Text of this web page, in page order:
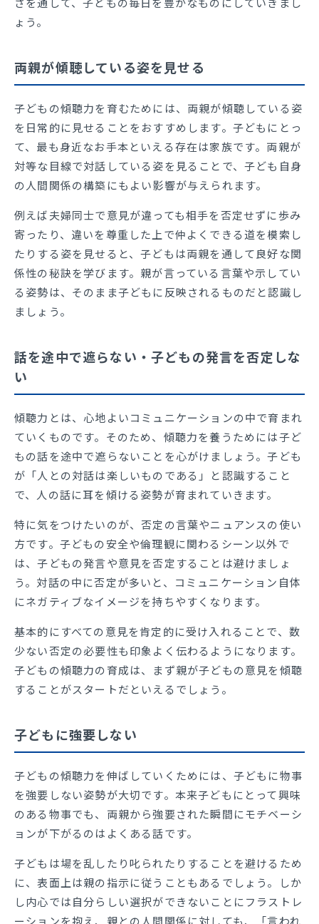
ょう。
両親が傾聴している姿を見せる
子どもの傾聴力を育むためには、両親が傾聴している姿
を日常的に見せることをおすすめします。子どもにとっ
て、最も身近なお手本といえる存在は家族です。両親が
対等な目線で対話している姿を見ることで、子ども自身
の人間関係の構築にもよい影響が与えられます。
例えば夫婦同士で意見が違っても相手を否定せずに歩み
寄ったり、違いを尊重した上で仲よくできる道を模索し
たりする姿を見せると、子どもは両親を通して良好な関
係性の秘訣を学びます。親が言っている言葉や示してい
る姿勢は、そのまま子どもに反映されるものだと認識し
ましょう。
話を途中で遮らない・子どもの発言を否定しな
い
傾聴力とは、心地よいコミュニケーションの中で育まれ
ていくものです。そのため、傾聴力を養うためには子ど
もの話を途中で遮らないことを心がけましょう。子ども
が「人との対話は楽しいものである」と認識すること
で、人の話に耳を傾ける姿勢が育まれていきます。
特に気をつけたいのが、否定の言葉やニュアンスの使い
方です。子どもの安全や倫理観に関わるシーン以外で
は、子どもの発言や意見を否定することは避けましょ
う。対話の中に否定が多いと、コミュニケーション自体
にネガティブなイメージを持ちやすくなります。
基本的にすべての意見を肯定的に受け入れることで、数
少ない否定の必要性も印象よく伝わるようになります。
子どもの傾聴力の育成は、まず親が子どもの意見を傾聴
することがスタートだといえるでしょう。
子どもに強要しない
子どもの傾聴力を伸ばしていくためには、子どもに物事
を強要しない姿勢が大切です。本来子どもにとって興味
のある物事でも、両親から強要された瞬間にモチベーシ
ョンが下がるのはよくある話です。
子どもは場を乱したり叱られたりすることを避けるため
に、表面上は親の指示に従うこともあるでしょう。しか
し内心では自分らしい選択ができないことにフラストレ
ーションを抱え、親との人間関係に対しても、「言われ